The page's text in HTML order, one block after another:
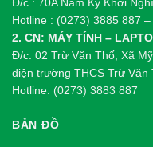
Đ/c : 70A Nam Kỳ Khởi
Hotline : (0273) 3885 887
2. CN: MÁY TÍNH –
Đ/c: 02 Trừ Văn Thố, Xã
diện trường THCS Trừ Văn
Hotline: (0273) 3883 887
BẢN ĐỒ